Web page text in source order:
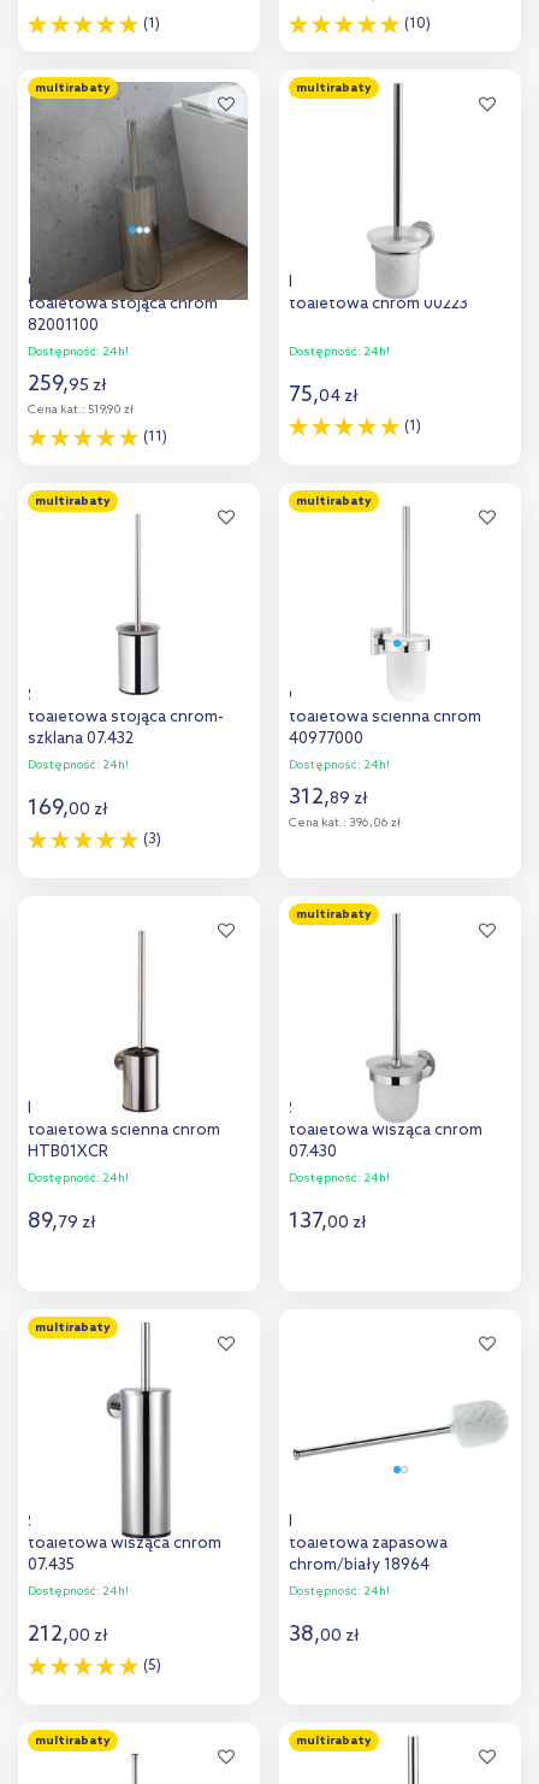
(1)
Dodaj do
porównania
(10)
Dodaj do
multirabaty
Oltens Gulfoss szczotka
toaletowa stojąca chrom
82001100
Dostępność: 24h!
259,95 zł
Cena kat.: 519,90 zł
(11)
Dodaj do
multirabaty
Bisk Ontario szczotka
toaletowa chrom 00223
Dostępność: 24h!
75,04 zł
(1)
Dodaj do
multirabaty
Stella Classic szczotka
toaletowa stojąca chrom-
szklana 07.432
Dostępność: 24h!
169,00 zł
(3)
Dodaj do
multirabaty
Grohe Start Cube szczotka
toaletowa ścienna chrom
40977000
Dostępność: 24h!
312,89 zł
Cena kat.: 396,06 zł
Dodaj do
Faneco Sydney szczotka
toaletowa ścienna chrom
HTB01XCR
Dostępność: 24h!
89,79 zł
Dodaj do
porównania
multirabaty
Stella Classic szczotka
toaletowa wisząca chrom
07.430
Dostępność: 24h!
137,00 zł
multirabaty
Stella Classic szczotka
toaletowa wisząca chrom
07.435
Dostępność: 24h!
212,00 zł
(5)
Dodaj do
Kela Pulcro szczotka
toaletowa zapasowa
chrom/biały 18964
Dostępność: 24h!
38,00 zł
Dodaj do
multirabaty multirabaty